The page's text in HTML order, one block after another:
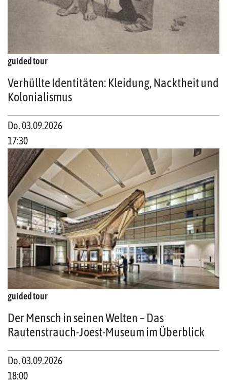
guided tour
Verhüllte Identitäten: Kleidung, Nacktheit und
Kolonialismus
Do. 03.09.2026
17:30
guided tour
Der Mensch in seinen Welten – Das
Rautenstrauch-Joest-Museum im Überblick
Do. 03.09.2026
18:00